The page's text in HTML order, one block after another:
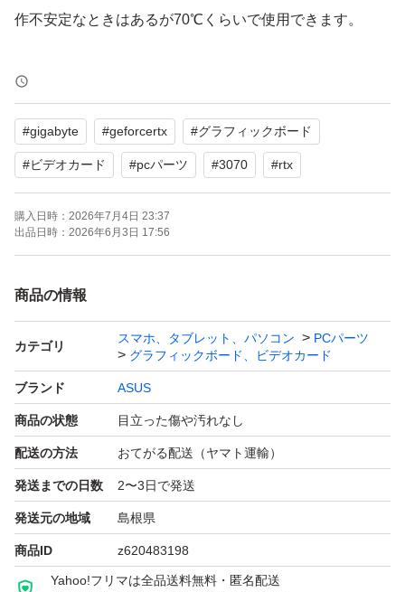
作不安定なときはあるが70℃くらいで使用できます。
とのことで、ジャンクでも直せばいいかと購入しました。
修理するのが面倒になり使わずに保管していました。
写真のようにBIOSは普通に映りますがOSを起動させると
線が入ります、おそらくクラック
【商品の状態】目立った傷や汚れなし
【カラー】グレー系
よろしくお願いいたします。
#gigabyte #geforcertx #グラフィックボード
#ビデオカード #pcパーツ #3070 #rtx
購入日時： 2026年7月4日 23:37
出品日時： 2026年6月3日 17:56
商品の情報
カテゴリ
スマホ、タブレット、パソコン
PCパーツ
グラフィックボード、ビデオカード
ブランド ASUS
商品の状態 目立った傷や汚れなし
配送の方法 おてがる配送（ヤマト運輸）
発送までの日数 2〜3日で発送
発送元の地域 島根県
商品ID z620483198
Yahoo!フリマは全品送料無料・匿名配送